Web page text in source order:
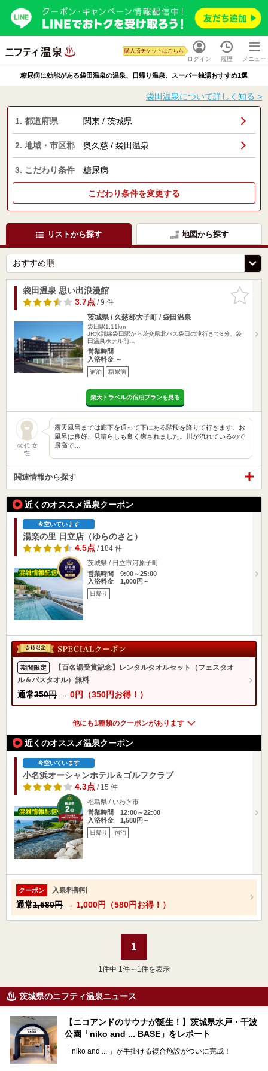
ログイン
購入済チケットはこちら
履歴 メニュー
糖尿病に効能がある袋田温泉の温泉、日帰り温泉、スーパー銭湯おすすめ1選
袋田温泉について詳しく知る >
1. 都道府県 関東 / 茨城県
2. 地域・市区郡 奥久慈 / 袋田温泉
3. こだわり条件 糖尿病
こだわり条件を変更する
リストから探す 地図から探す
お気に入
りに追加
袋田温泉 思い出浪漫館
3.7点/ 9 件
茨城県 / 久慈郡大子町 / 袋田温泉
袋田駅1.11km
JR水郡線袋田駅から茨交県北バス袋田の滝行きで8分、袋
田温泉ホテル前…
営業時間
入浴料金 ～
宿泊 糖尿病
楽天トラベルの宿泊プランを見る
40代 女
性
露天風呂までは廊下を通って下にある階段を降りて行きます。お
風呂は良好、見晴らしも良く癒されました。川が流れているので
最高で…
関連情報から探す
近くのオススメ温泉クーポン
今空いています
湯楽の里 日立店（ゆらのさと）
4.5点/ 184 件
茨城県 / 日立市河原子町
営業時間 9:00～25:00
入浴料金 1,000円～
日帰り
期間限定
【百名湯受賞記念】レンタルタオルセット（フェスタオ
ル＆バスタオル）無料
通常350円 → 0円（350円お得！）
他にも1種類のクーポンがあります
近くのオススメ温泉クーポン
今空いています
小名浜オーシャンホテル＆ゴルフクラブ
4.3点/ 15 件
福島県 / いわき市
営業時間 12:00～22:00
入浴料金 1,580円～
日帰り 宿泊
クーポン 入泉料割引
通常1,580円 → 1,000円（580円お得！）
1
1 件中 1件～1件を表示
茨城県のニフティ温泉ニュース
【ニコアンドのサウナが誕生！】茨城県水戸・千波
公園「niko and ... BASE」をレポート
「niko and ... 」が手掛ける複合施設がついに完成！